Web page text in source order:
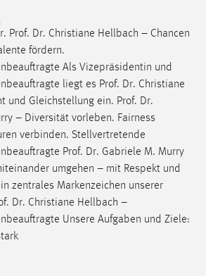
Prof. Dr. Christiane Hellbach – Chancen
fördern.
Als Vizepräsidentin und
liegt es Prof. Dr. Christiane
und Gleichstellung ein. Prof. Dr.
– Diversität vorleben. Fairness
verbinden. Stellvertretende
Prof. Dr. Gabriele M. Murry
umgehen – mit Respekt und
zentrales Markenzeichen unserer
. Dr. Christiane Hellbach –
Unsere Aufgaben und Ziele:
MIBEW_UserID, mibew_locale, mibew-
style-5e9dbeb1811c0446
um die Chatfunktion nutzen zu können.
= Sitzungslaufzeit, mibew_locale = 3
= 1 Jahr